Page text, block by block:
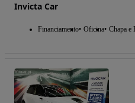
Invicta Car
Financiamento Oficina Chapa e